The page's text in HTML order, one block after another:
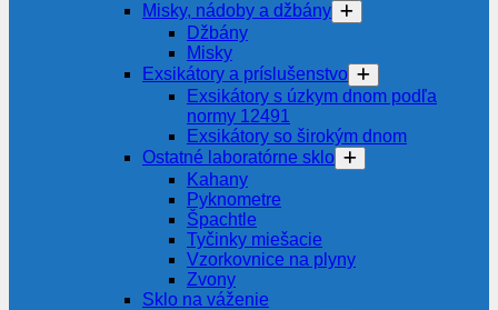
Misky, nádoby a džbány
Džbány
Misky
Exsikátory a príslušenstvo
Exsikátory s úzkym dnom podľa
normy 12491
Exsikátory so širokým dnom
Ostatné laboratórne sklo
Kahany
Pyknometre
Špachtle
Tyčinky miešacie
Vzorkovnice na plyny
Zvony
Sklo na váženie